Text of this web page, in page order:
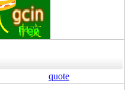
quote